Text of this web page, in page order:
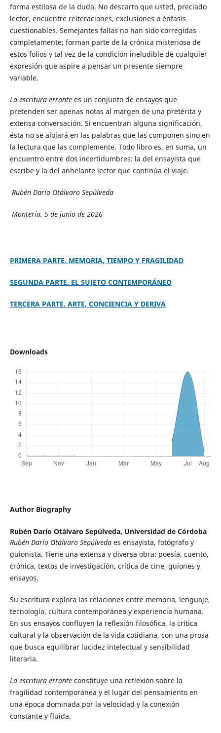
forma estilosa de la duda. No descarto que usted, preciado
lector, encuentre reiteraciones, exclusiones o énfasis
cuestionables. Semejantes fallas no han sido corregidas
completamente; forman parte de la crónica misteriosa de
estos folios y tal vez de la condición ineludible de cualquier
expresión que aspire a pensar un presente siempre
variable.
La escritura errantees un conjunto de ensayos que
pretenden ser apenas notas al margen de una pretérita y
extensa conversación. Si encuentran alguna significación,
ésta no se alojará en las palabras que las componen sino en
la lectura que las complemente. Todo libro es, en suma, un
encuentro entre dos incertidumbres: la del ensayista que
escribe y la del anhelante lector que continúa el viaje.
Rubén Darío Otálvaro Sepúlveda
Montería, 5 de junio de 2026
PRIMERA PARTE. MEMORIA, TIEMPO Y FRAGILIDAD
SEGUNDA PARTE. EL SUJETO CONTEMPORÁNEO
TERCERA PARTE. ARTE, CONCIENCIA Y DERIVA
Downloads
Author Biography
Rubén Darío Otálvaro Sepúlveda, Universidad de Córdoba
Rubén Darío Otálvaro Sepúlvedaes ensayista, fotógrafo y
guionista. Tiene una extensa y diversa obra: poesía, cuento,
crónica, textos de investigación, crítica de cine, guiones y
ensayos.
Su escritura explora las relaciones entre memoria, lenguaje,
tecnología, cultura contemporánea y experiencia humana.
En sus ensayos confluyen la reflexión filosófica, la crítica
cultural y la observación de la vida cotidiana, con una prosa
que busca equilibrar lucidez intelectual y sensibilidad
literaria.
La escritura errante constituye una reflexión sobre la
fragilidad contemporánea y el lugar del pensamiento en
una época dominada por la velocidad y la conexión
constante y fluida.